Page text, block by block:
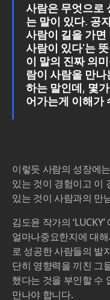
사람은 무엇으로
는 말이 있다. 공
사람이 길을 가
사람이 있다'는
이 말의 진짜 의
람이 사람을 만
하는 말인데, 몇
어가는게 이해가
이렇듯 사람의 성장에
있는 것이 경험이고 이
있는 것이 사람과의 만
김도윤 작가의
얼마나중요한지에 대
로 성공한 사람들의 발
단히 영향력을 끼친 그
했다는 것을 부인할 수
만나야 합니다.